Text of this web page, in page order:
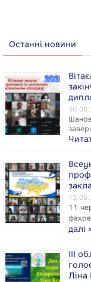
Останні новини
11
далі
ІІІ
Ліна